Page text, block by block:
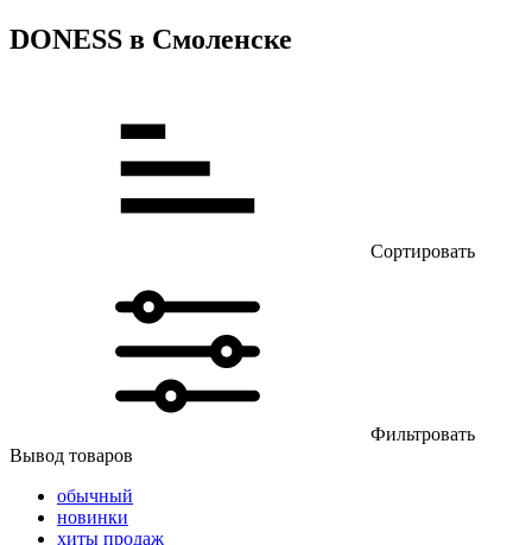
DONESS в Смоленске
Сортировать
Фильтровать
Вывод товаров
обычный
новинки
хиты продаж